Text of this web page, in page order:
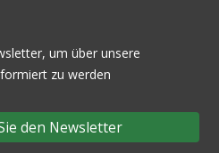
um über unsere
zu werden
den Newsletter